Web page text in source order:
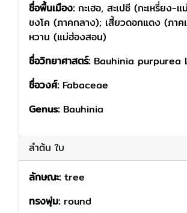
ชื่อพื้นเมือง: กะเฮอ, สะเปซี (กะเหรี่ยง-
ชงโค (ภาคกลาง); เสี้ยวดอกแดง (ภาค
หวาน (แม่ฮ่องสอน)
ชื่อวิทยาศาสตร์: Bauhinia purpurea
ชื่อวงศ์: Fabaceae
Genus: Bauhinia
ลำต้น ใบ
ลักษณะ: tree
ทรงพุ่ม: round